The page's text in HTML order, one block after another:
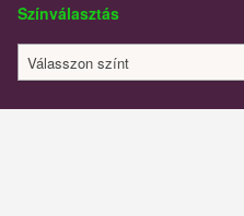
Színválasztás
Válasszon színt